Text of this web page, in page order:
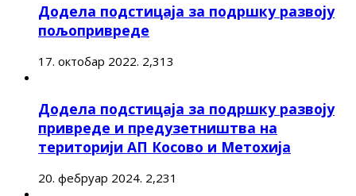
Додела подстицаја за подршку развоју
пољопривреде
17. октобар 2022. 2,313
Додела подстицаја за подршку развоју
привреде и предузетништва на
територији АП Косово и Метохија
20. фебруар 2024. 2,231